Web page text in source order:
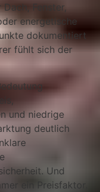
Fenster,
energetische
dokumentiert
fühlt sich der
und niedrige
deutlich
Und
ein Preisfaktor.